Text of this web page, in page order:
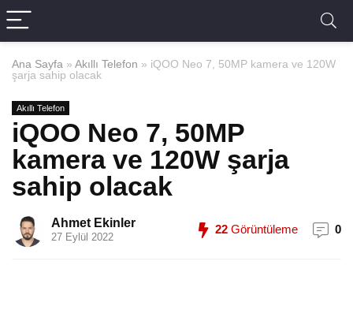
Ana Sayfa » Akıllı Telefon » iQOO Neo 7, 50MP kamera ve 120W
şarja sahip olacak
Akıllı Telefon
iQOO Neo 7, 50MP
kamera ve 120W şarja
sahip olacak
Ahmet Ekinler
27 Eylül 2022
22 Görüntüleme 0